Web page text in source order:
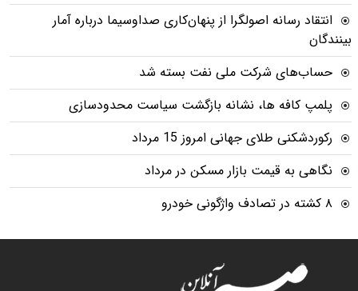
انتقاد رسانه اصولگرا از پنهان‌کاری صداوسیما درباره آمار
بینندگان
حساب‌های شرکت ملی نفت بسته شد
پلمپ کافه ها، نشانه بازگشت سیاست محدودسازی
رکوردشکنی طلای جهانی امروز 15 مرداد
نگاهی به قیمت بازار مسکن در مرداد
۸ کشته در تصادف واژگونی خودرو